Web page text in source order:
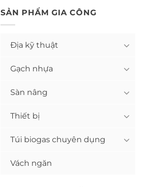
SẢN PHẨM GIA CÔNG
Địa kỹ thuật
Gạch nhựa
Sàn nâng
Thiết bị
Túi biogas chuyên dụng
Vách ngăn